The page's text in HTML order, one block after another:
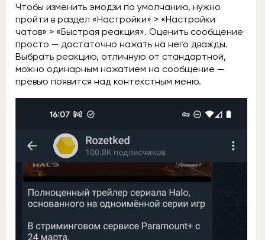
Чтобы изменить эмодзи по умолчанию, нужно
пройти в раздел «Настройки» > «Настройки
чатов» > «Быстрая реакция». Оценить сообщение
просто — достаточно нажать на него дважды.
Выбрать реакцию, отличную от стандартной,
можно одинарным нажатием на сообщение —
превью появится над контекстным меню.